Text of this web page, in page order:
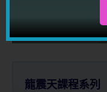
龍震天課程系列